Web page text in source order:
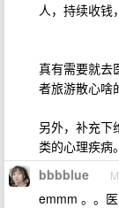
人，持续收钱
真有需要就去
者旅游散心啥
另外，补充下
类的心理疾病
bbbblue
emmm 。。